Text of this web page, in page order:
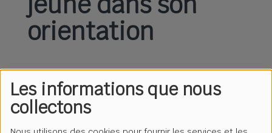
Les informations que nous
collectons
orientation